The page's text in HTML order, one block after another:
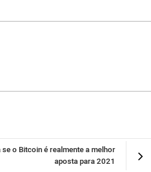
se o Bitcoin é realmente a melhor
aposta para 2021